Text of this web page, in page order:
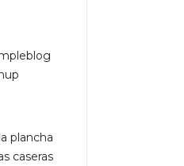
plancha
caseras